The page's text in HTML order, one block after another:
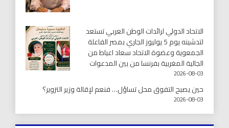
الاتحاد الدولي لرائدات الوطن العربي تستعد
لتدشينه يوم 5 يوليوز الجاري بمصر الفاعلة
الجمعوية وعضوة الاتحاد سعاد اعياط من
الجالية المغربية بفرنسا من بين المدعوات
2026-08-03
حين يصبح التفوق محل تساؤل… فنعم لإقالة وزير التزوير؟
2026-08-03